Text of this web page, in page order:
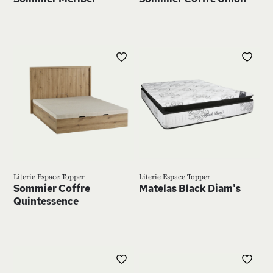
Literie Espace Topper
Sommier Coffre
Quintessence
MA
LISTE
Literie Espace Topper
Matelas Black Diam's
MA